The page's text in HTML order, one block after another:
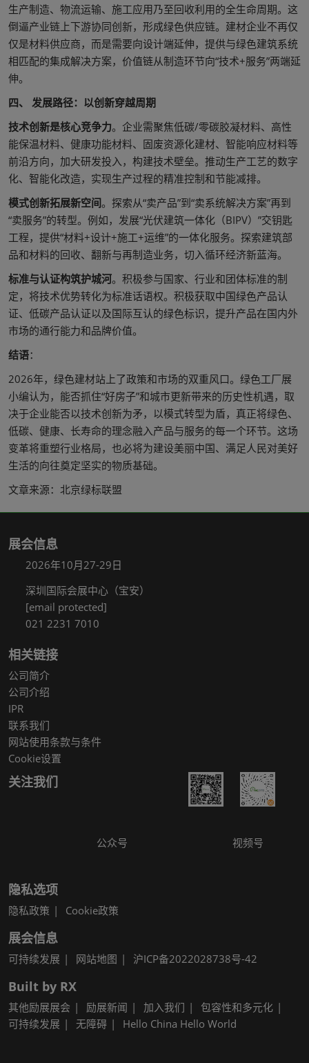
生产制造、物流运输、施工应用乃至回收利用的全生命周期。这
倒逼产业链上下游协同创新，形成绿色供应链。建材企业不再仅
仅是材料供应商，而是需要向设计端延伸，提供与绿色建筑系统
相匹配的集成解决方案，价值链从制造环节向“技术+服务”两端延
伸。
四、 发展路径：以创新穿越周期
技术创新是核心竞争力。企业需聚焦低碳/零碳胶凝材料、高性
能保温材料、健康功能材料、固废资源化建材、智能响应材料等
前沿方向，加大研发投入，构建技术壁垒。推动生产工艺的数字
化、智能化改造，实现生产过程的精准控制和节能减排。
模式创新拓展新空间。探索从“卖产品”到“卖系统解决方案”再到
“卖服务”的转型。例如，发展“光伏建筑一体化（BIPV）”交钥匙
工程，提供“材料+设计+施工+运维”的一体化服务。探索建筑部
品和材料的回收、翻新与再制造业务，切入循环经济新蓝海。
标准与认证构筑护城河。积极参与国家、行业和团体标准的制
定，将技术优势转化为标准话语权。积极获取中国绿色产品认
证、低碳产品认证以及国际互认的绿色标识，提升产品在国内外
市场的通行能力和品牌价值。
结语：
2026年，绿色建材站上了政策和市场的双重风口。绿色工厂展
小编认为，能否抓住“好房子”和城市更新带来的历史性机遇，取
决于企业能否以技术创新为矛，以模式转型为盾，真正将绿色、
低碳、健康、长寿命的理念融入产品与服务的每一个环节。这场
变革将重塑行业格局，也必将为建设美丽中国、满足人民对美好
生活的向往奠定坚实的物质基础。
文章来源：北京绿标联盟
展会信息
2026年10月27-29日
深圳国际会展中心（宝安）
[email protected]
021 2231 7010
相关链接
公司简介
公司介绍
IPR
联系我们
网站使用条款与条件
Cookie设置
关注我们
公众号 视频号
隐私选项
隐私政策 Cookie政策
展会信息
可持续发展 网站地图 沪ICP备2022028738号-42
Built by RX
其他励展展会 励展新闻 加入我们
包容性和多元化
可持续发展
无障碍 Hello China Hello World